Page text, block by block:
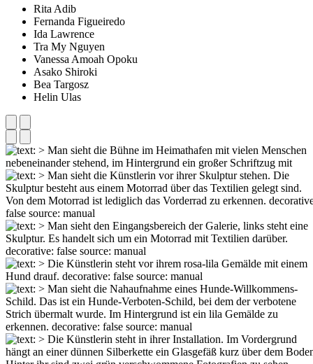
Rita Adib
Fernanda Figueiredo
Ida Lawrence
Tra My Nguyen
Vanessa Amoah Opoku
Asako Shiroki
Bea Targosz
Helin Ulas